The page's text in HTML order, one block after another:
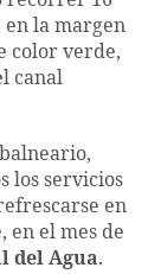
en la margen
color verde,
canal
los servicios
en
en el mes de
del Agua.